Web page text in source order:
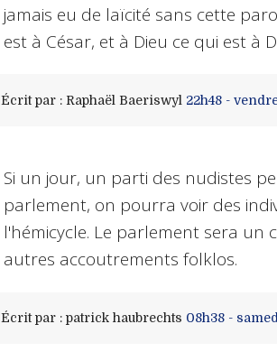
jamais eu de laïcité sans cette
est à César, et à Dieu ce qui est à
Écrit par : Raphaël Baeriswyl 22h48-
Si un jour, un parti des nudistes
parlement, on pourra voir des
l'hémicycle. Le parlement sera
autres accoutrements folklos.
Écrit par : patrick haubrechts 08h38-